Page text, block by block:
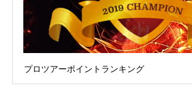
プロツアーポイントランキング